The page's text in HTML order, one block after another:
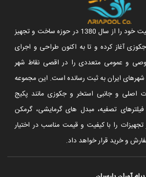
شرکت آریا استخر فعالیت خود را از سال 1380 در حوزه ساخت و تجهیز
آغاز کرده و تا به اکنون طراحی و اجرای
و عمومی متعددی را در اقصی نقاط شهر
شهرهای ایران به ثبت رسانده است. این مجموعه
اصلی و جانبی استخر و جکوزی مانند پکیج
تصفیه، مبدل های گرمایشی، گرمکن
تجهیزات را با کیفیت و قیمت مناسب در اختیار
و خرید قرار خواهد داد.